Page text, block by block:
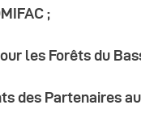
;
les Forêts du
des Partenaires